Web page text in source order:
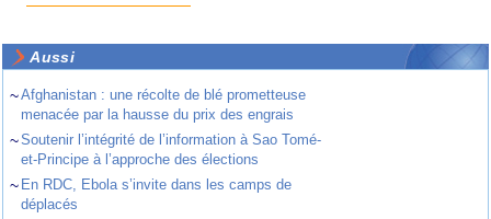
Aussi
~Afghanistan : une récolte de blé prometteuse
menacée par la hausse du prix des engrais
~Soutenir l’intégrité de l’information à Sao Tomé-
et-Principe à l’approche des élections
~ En RDC, Ebola s’invite dans les camps de
déplacés